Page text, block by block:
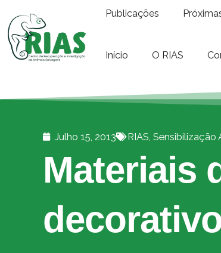
Publicações
Início O RIAS
Julho 15, 2013 RIAS, Sensibilização
Materiais